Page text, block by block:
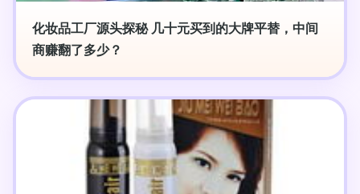
化妆品工厂源头探秘 几十元买到的大牌平替，中间
商赚翻了多少？